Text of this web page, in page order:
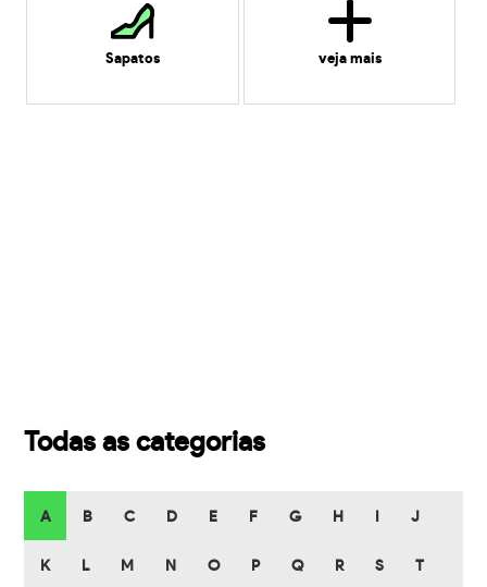
Sapatos veja mais
Todas as categorias
A B C D E F G H J
K L M N O P Q R S T